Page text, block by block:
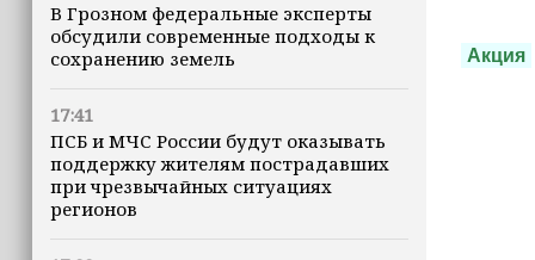
В Грозном федеральные эксперты
обсудили современные подходы к
сохранению земель
17:41
ПСБ и МЧС России будут оказывать
поддержку жителям пострадавших
при чрезвычайных ситуациях
регионов
Акция